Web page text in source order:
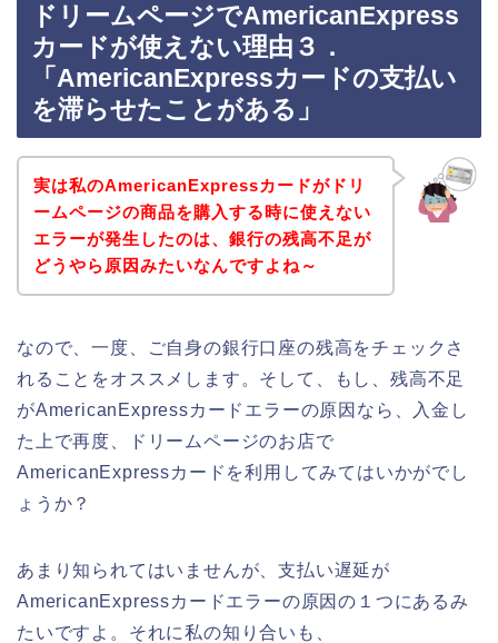
ドリームページでAmericanExpress
カードが使えない理由３．
「AmericanExpressカードの支払い
を滞らせたことがある」
実は私のAmericanExpressカードがドリ
ームページの商品を購入する時に使えない
エラーが発生したのは、銀行の残高不足が
どうやら原因みたいなんですよね～
なので、一度、ご自身の銀行口座の残高をチェックさ
れることをオススメします。そして、もし、残高不足
がAmericanExpressカードエラーの原因なら、入金し
た上で再度、ドリームページのお店で
AmericanExpressカードを利用してみてはいかがでし
ょうか？
あまり知られてはいませんが、支払い遅延が
AmericanExpressカードエラーの原因の１つにあるみ
たいですよ。それに私の知り合いも、